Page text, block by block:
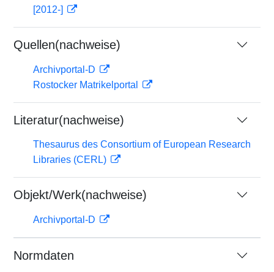
[2012-]
Quellen(nachweise)
Archivportal-D
Rostocker Matrikelportal
Literatur(nachweise)
Thesaurus des Consortium of European Research
Libraries (CERL)
Objekt/Werk(nachweise)
Archivportal-D
Normdaten